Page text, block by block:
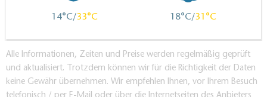
14 33 18 31
Alle Informationen, Zeiten und Preise werden regelmäßig geprüft
und aktualisiert. Trotzdem können wir für die Richtigkeit der Daten
keine Gewähr übernehmen. Wir empfehlen Ihnen, vor Ihrem Besuch
telefonisch / per E-Mail oder über die Internetseiten des Anbieters